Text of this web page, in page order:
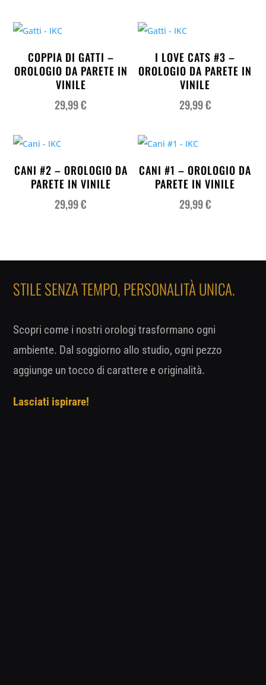
COPPIA DI GATTI –
OROLOGIO DA PARETE IN
VINILE
29,99€
I LOVE CATS #3 –
OROLOGIO DA PARETE IN
VINILE
29,99€
CANI #2 – OROLOGIO DA
PARETE IN VINILE
29,99€
CANI #1 – OROLOGIO DA
PARETE IN VINILE
29,99€
STILE SENZA TEMPO, PERSONALITÀ UNICA.
Scopri come i nostri orologi trasformano ogni
ambiente. Dal soggiorno allo studio, ogni pezzo
aggiunge un tocco di carattere e originalità.
Lasciati ispirare!